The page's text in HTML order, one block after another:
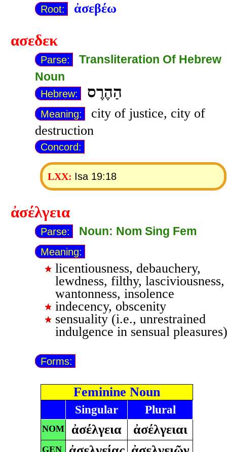
Root: ἀσεβέω
ασεδεκ
Parse:
Transliteration Of Hebrew
Noun
Hebrew: הַהֶרֶס
Meaning:
city of justice, city of
destruction
Concord:
LXX: Isa 19:18
ἀσέλγεια
Parse: Noun: Nom Sing Fem
Meaning:
licentiousness, debauchery,
lewdness, filthy, lasciviousness,
wantonness, insolence
indecency, obscenity
sensuality (i.e., unrestrained
indulgence in sensual pleasures)
Forms:
Feminine Noun
Singular Plural
NOM ἀσέλγεια ἀσέλγειαι
GEN